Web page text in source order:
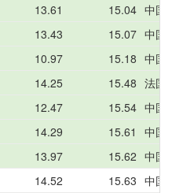
13.61 15.04 中国
13.43 15.07 中国
10.97 15.18 中国
14.25 15.48 法国
12.47 15.54 中国
14.29 15.61
中国
13.97 15.62 中国
14.52 15.63 中国